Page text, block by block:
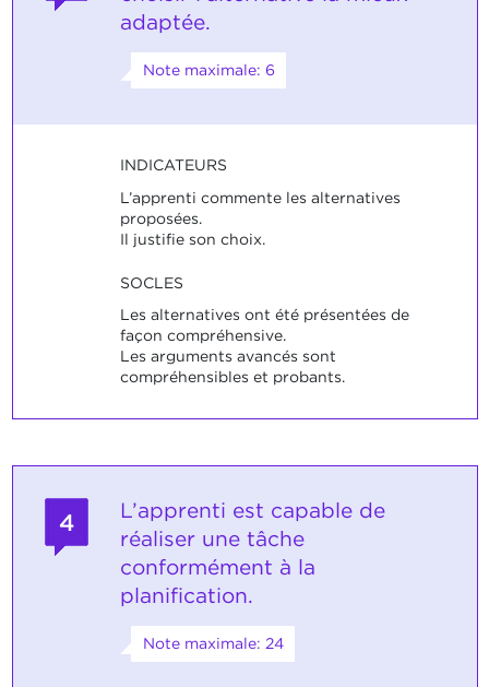
adaptée.
Note maximale: 6
INDICATEURS
L’apprenti commente les alternatives
proposées.
Il justifie son choix.
SOCLES
Les alternatives ont été présentées de
façon compréhensive.
Les arguments avancés sont
compréhensibles et probants.
4
L’apprenti est capable de
réaliser une tâche
conformément à la
planification.
Note maximale: 24